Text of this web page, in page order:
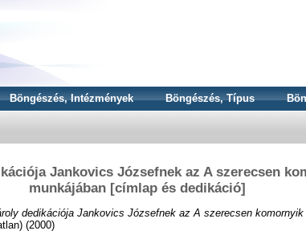
Böngészés, Intézmények Böngészés, Típus
Jankovics Józsefnek az A szerecsen
munkájában [címlap és dedikáció]
dedikációja Jankovics Józsefnek az A szerecsen
(2000)